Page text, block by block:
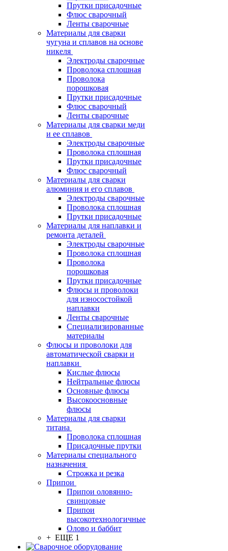
Прутки присадочные
Флюс сварочный
Ленты сварочные
Материалы для сварки
чугуна и сплавов на основе
никеля
Электроды сварочные
Проволока сплошная
Проволока
порошковая
Прутки присадочные
Флюс сварочный
Ленты сварочные
Материалы для сварки меди
и ее сплавов
Электроды сварочные
Проволока сплошная
Прутки присадочные
Флюс сварочный
Материалы для сварки
алюминия и его сплавов
Электроды сварочные
Проволока сплошная
Прутки присадочные
Материалы для наплавки и
ремонта деталей
Электроды сварочные
Проволока сплошная
Проволока
порошковая
Прутки присадочные
Флюсы и проволоки
для износостойкой
наплавки
Ленты сварочные
Специализированные
материалы
Флюсы и проволоки для
автоматической сварки и
наплавки
Кислые флюсы
Нейтральные флюсы
Основные флюсы
Высокоосновные
флюсы
Материалы для сварки
титана
Проволока сплошная
Присадочные прутки
Материалы специального
назначения
Строжка и резка
Припои
Припои оловянно-
свинцовые
Припои
высокотехнологичные
Олово и баббит
+ ЕЩЕ 1